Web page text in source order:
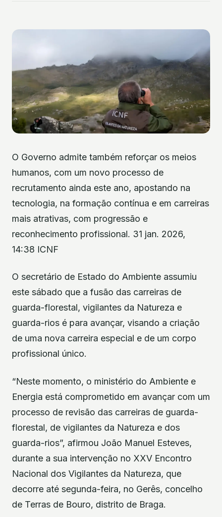
O Governo admite também reforçar os meios
humanos, com um novo processo de
recrutamento ainda este ano, apostando na
tecnologia, na formação contínua e em carreiras
mais atrativas, com progressão e
reconhecimento profissional. 31 jan. 2026,
14:38 ICNF
O secretário de Estado do Ambiente assumiu
este sábado que a fusão das carreiras de
guarda-florestal, vigilantes da Natureza e
guarda-rios é para avançar, visando a criação
de uma nova carreira especial e de um corpo
profissional único.
“Neste momento, o ministério do Ambiente e
Energia está comprometido em avançar com um
processo de revisão das carreiras de guarda-
florestal, de vigilantes da Natureza e dos
guarda-rios”, afirmou João Manuel Esteves,
durante a sua intervenção no XXV Encontro
Nacional dos Vigilantes da Natureza, que
decorre até segunda-feira, no Gerês, concelho
de Terras de Bouro, distrito de Braga.